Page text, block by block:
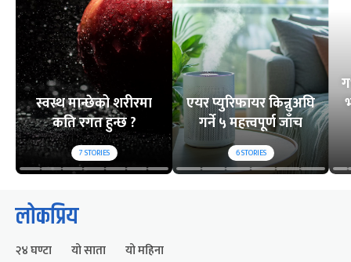
स्वस्थ मान्छेको शरीरमा
कति रगत हुन्छ ?
7STORIES
एयर प्युरिफायर किन्नुअघि
गर्ने ५ महत्त्वपूर्ण जाँच
6STORIES
लोकप्रिय
२४ घण्टा यो साता यो महिना